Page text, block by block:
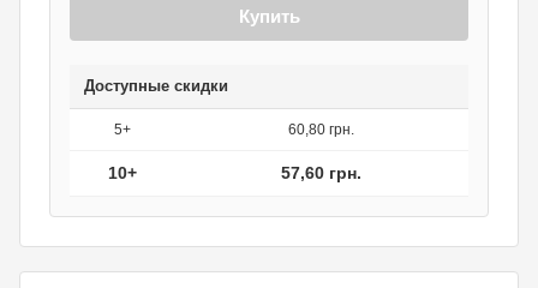
Купить
Доступные скидки
5+ 60,80 грн.
10+ 57,60 грн.